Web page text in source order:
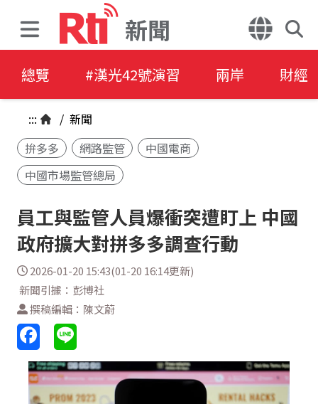
新聞
總覽 #漢光42號演習 兩岸 財經
::: / 新聞
拚多多
網路監管
中國電商
中國市場監管總局
員工與監管人員爆衝突遭盯上 中國
政府擴大對拼多多調查行動
2026-01-20 15:43(01-20 16:14更新)
新聞引據：彭博社
撰稿編輯：陳文蔚